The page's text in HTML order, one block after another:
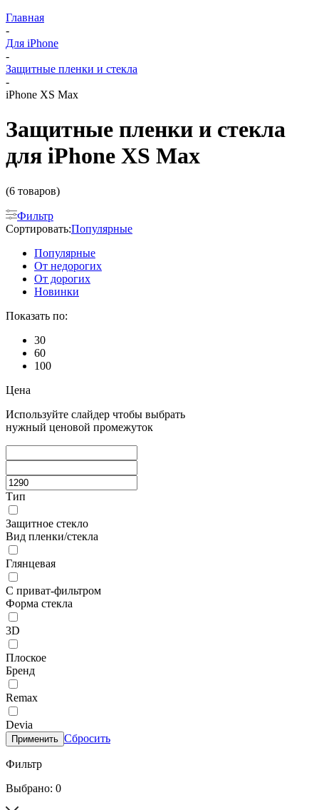
Главная
-
Для iPhone
-
Защитные пленки и стекла
-
iPhone XS Max
Защитные пленки и стекла
для iPhone XS Max
(6 товаров)
Фильтр
Сортировать:Популярные
Популярные
От недорогих
От дорогих
Новинки
Показать по:
30
60
100
Цена
Используйте слайдер чтобы выбрать
нужный ценовой промежуток
Тип
Защитное стекло
Вид пленки/стекла
Глянцевая
С приват-фильтром
Форма стекла
3D
Плоское
Бренд
Remax
Devia
Применить Сбросить
Фильтр
Выбрано: 0